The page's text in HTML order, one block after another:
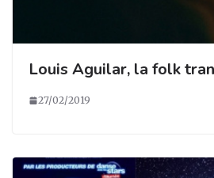
Louis Aguilar, la folk
27/02/2019